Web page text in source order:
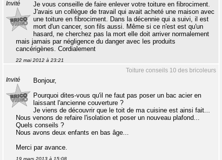
Invité
Je vous conseille de faire enlever votre toiture en fibrociment.
J'avais un collègue de travail qui avait acheté une maison avec
une toiture en fibrociment. Dans la décennie qui a suivi, il est
mort d'un cancer, son fils aussi. Même si ce n'est est qu'un
hasard, ne cherchez pas la mort elle doit arriver normalement
mais jamais par négligence du danger avec les produits
cancérigènes. Cordialement
22 mai 2012 à 23:21
Toiture conseils 10 des bricoleurs
Invité
Bonjour,
Pourquoi dites-vous qu'il ne faut pas poser un bac acier en
laissant l'ancienne couverture ?
Je viens de découvrir que le toit de ma cuisine est ainsi fait...
Nous venons de refaire l'isolation et poser un nouveau plafond...
Quels conseils ?
Nous avons deux enfants en bas âge...
Merci par avance.
19 mars 2013 à 15:08